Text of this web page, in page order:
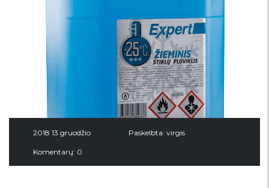
2018 13 gruodžio Paskelbta: virgis
Komentarų: 0